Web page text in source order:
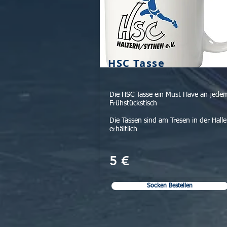
HSC Tasse
Die HSC Tasse ein Must Have an
Frühstückstisch
Die Tassen sind am Tresen in der Halle
erhältlich
5 €
Socken Bestellen